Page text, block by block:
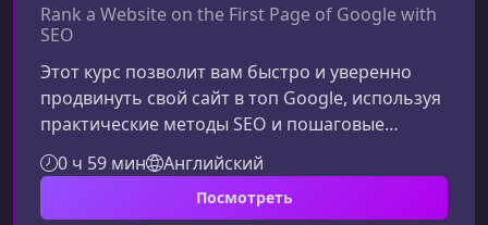
Rank a Website on the First Page of Google with
SEO
Этот курс позволит вам быстро и уверенно
продвинуть свой сайт в топ Google, используя
практические методы SEO и пошаговые
инструкции. Материал сфокусирован на
реальных результатах, а не теории, поэтому
вы сразу начнете применять стратегии на
0 ч 59 мин Английский
Посмотреть